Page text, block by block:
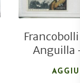
Anguilla